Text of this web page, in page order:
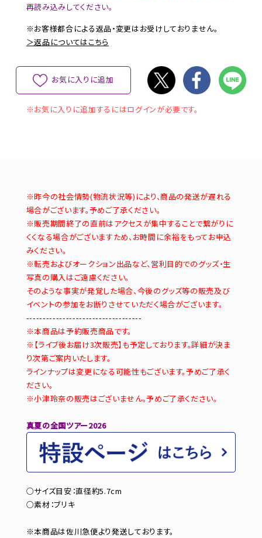
再読み込みしてください。
※お客様都合による返品・変更はお受けしておりません。
＞返品についてはこちら
お気に入りに追加
※お気に入りに追加するにはログインが必要です。
※昨今の社会情勢(物流状況等)により、商品の発送が遅れる
場合がございます。予めご了承ください。
※販売期間終了の直前はアクセスが集中することで繋がりに
くくなる場合がございますため、お時間に余裕をもってお申込
みください。
※転売およびオークション出品など、営利目的でのグッズ・生
写真の購入はご遠慮ください。
そのような事実が発覚した場合、今後のグッズ等の販売及び
イベントの参加をお断りさせていただく場合がございます。
-----------------------------------
※本商品は予約販売商品です。
※【ライブ後お届け3次販売】も予定しております。詳細が決ま
り次第ご案内いたします。
ラインナップは変更になる可能性もございます。予めご了承く
ださい。
※小津玲奈の販売はございません。予めご了承ください。
真夏の全国ツアー2026
○サイズ目安：直径約5.7cm
○素材：ブリキ
※本商品は佐川急便より発送しております。